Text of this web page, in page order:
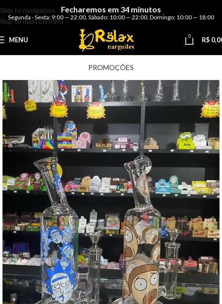
Skip to navigation
Skip to main content
Fecharemos em 34 minutos
Segunda - Sexta: 9:00 — 22:00 Sábado: 10:00 — 22:00 Domingo: 10:00 — 18:00
MENU 0 R$
PROMOÇÕES